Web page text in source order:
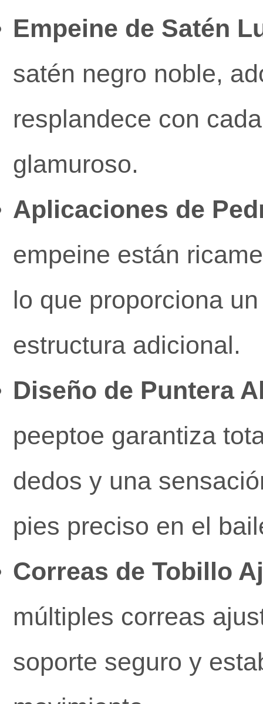
Empeine de Satén
satén negro noble,
resplandece con
glamuroso.
Aplicaciones de
empeine están
lo que proporciona
estructura adicional.
Diseño de Puntera
peeptoe garantiza
dedos y una
pies preciso en el
Correas de Tobillo
múltiples correas
soporte seguro y